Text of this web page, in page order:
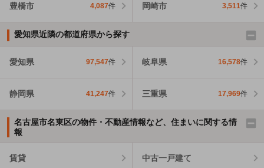
豊橋市 4,087件 岡崎市 3,511件
愛知県近隣の都道府県から探す
愛知県 97,547件 岐阜県 16,578件
静岡県 41,247件 三重県 17,969件
名古屋市名東区の物件・不動産情報など、住まいに関する情
報
賃貸 中古一戸建て